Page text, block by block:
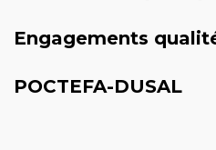
Engagements
POCTEFA-DUSAL